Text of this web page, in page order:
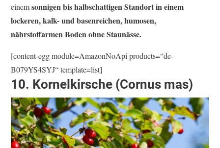
einemsonnigen bis halbschattigen Standort in einem
lockeren, kalk- und basenreichen, humosen,
nährstoffarmen Boden ohne Staunässe.
[content-egg module=AmazonNoApi products=“de-
B079YS4SYJ“ template=list]
10. Kornelkirsche (Cornus mas)